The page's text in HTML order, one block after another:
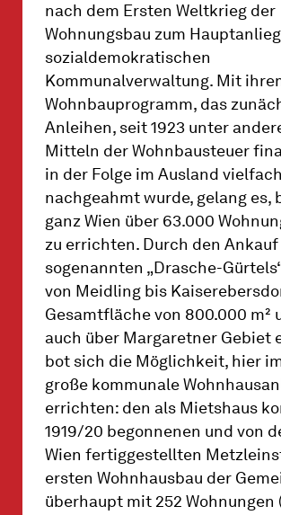
nach dem Ersten Weltkrieg der
Wohnungsbau zum
sozialdemokratischen
Kommunalverwaltung. Mit
Wohnbauprogramm, das
Anleihen, seit 1923 unter
Mitteln der Wohnbausteuer
in der Folge im Ausland vielfach
nachgeahmt wurde, gelang es,
ganz Wien über 63.000
zu errichten. Durch den Ankauf
sogenannten „Drasche-
von Meidling bis
Gesamtfläche von 800.000 m²
auch über Margaretner Gebiet
bot sich die Möglichkeit, hier
große kommunale
errichten: den als Mietshaus
1919/20 begonnenen und von
Wien fertiggestellten
ersten Wohnhausbau der
überhaupt mit 252 Wohnungen